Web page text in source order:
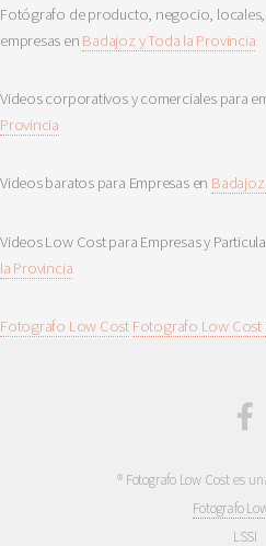
Fotógrafo de producto, negocio,
empresas en Badajoz y Toda la Provincia
Videos corporativos y comerciales para
Provincia
Videos baratos para Empresas en
Videos Low Cost para Empresas y
la Provincia
Fotografo Low Cost Fotografo Low Cost
® Fotografo Low Cost es
Fotografo
LSSI